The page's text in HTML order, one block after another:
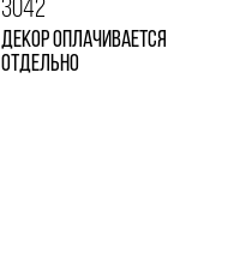
3042
Декор оплачивается
отдельно